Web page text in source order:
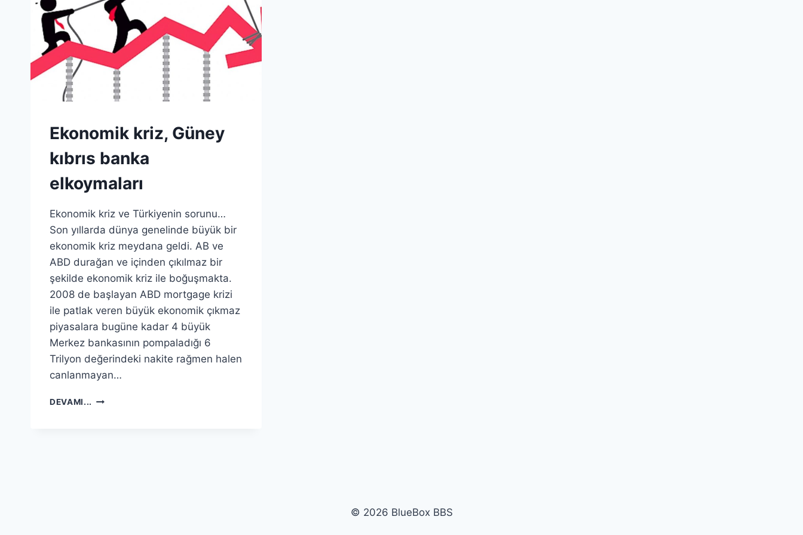
Ekonomik kriz, Güney
kıbrıs banka
elkoymaları
Ekonomik kriz ve Türkiyenin sorunu…
Son yıllarda dünya genelinde büyük bir
ekonomik kriz meydana geldi. AB ve
ABD durağan ve içinden çıkılmaz bir
şekilde ekonomik kriz ile boğuşmakta.
2008 de başlayan ABD mortgage krizi
ile patlak veren büyük ekonomik çıkmaz
piyasalara bugüne kadar 4 büyük
Merkez bankasının pompaladığı 6
Trilyon değerindeki nakite rağmen halen
canlanmayan…
DEVAMI... EKONOMIK
© 2026 BlueBox BBS